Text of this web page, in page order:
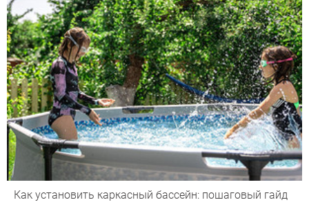
Как установить каркасный бассейн: пошаговый гайд